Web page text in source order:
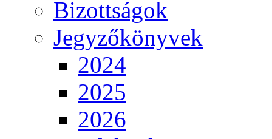
Bizottságok
Jegyzőkönyvek
2024
2025
2026